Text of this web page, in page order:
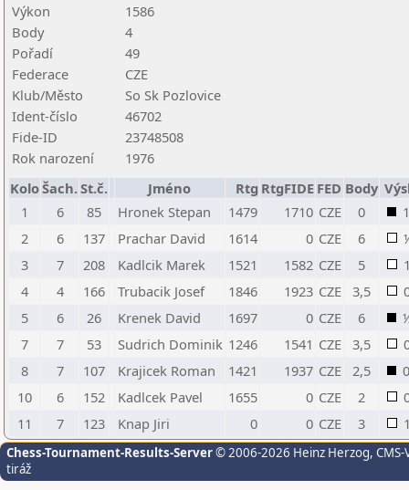
Výkon
1586
Body
4
Pořadí
49
Federace
CZE
Klub/Město
So Sk Pozlovice
Ident-číslo
46702
Fide-ID
23748508
Rok narození
1976
KoloŠach.St.č. Jméno Rtg RtgFIDE FED Body
1
6 85 Hronek Stepan 1479 1710 CZE 0
1
2
6 137 Prachar David 1614 0 CZE 6
3
7 208 Kadlcik Marek 1521 1582 CZE 5
4
4 166 Trubacik Josef 1846 1923 CZE 3,5
5
6 26 Krenek David 1697 0 CZE 6
7
7 53 Sudrich Dominik 1246 1541 CZE 3,5
8
7 107 Krajicek Roman 1421 1937 CZE 2,5
0
10
6 152 Kadlcek Pavel 1655 0 CZE 2
11
7 123 Knap Jiri 0 0 CZE 3
Chess-Tournament-Results-Server© 2006-2026 Heinz Herzog,
tiráž